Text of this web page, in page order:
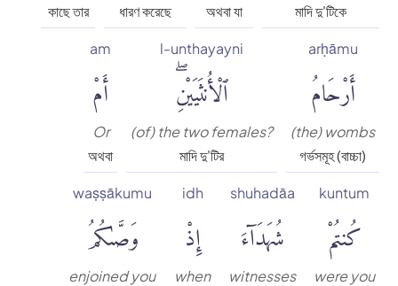
মাদি দু'টিকে
অথবা যা
ধারণ করেছে
কাছে তার
arḥāmu
أَرْحَامُ
(the) wombs
গর্ভসমূহ (বাচ্চা)
l-unthayayni
ٱلْأُنثَيَيْنِۖ
(of) the two females?
মাদি দু'টির
am
أَمْ
Or
অথবা
kuntum
كُنتُمْ
were you
shuhadāa
شُهَدَآءَ
witnesses
idh
إِذْ
when
waṣṣākumu
وَصَّىٰكُمُ
enjoined you